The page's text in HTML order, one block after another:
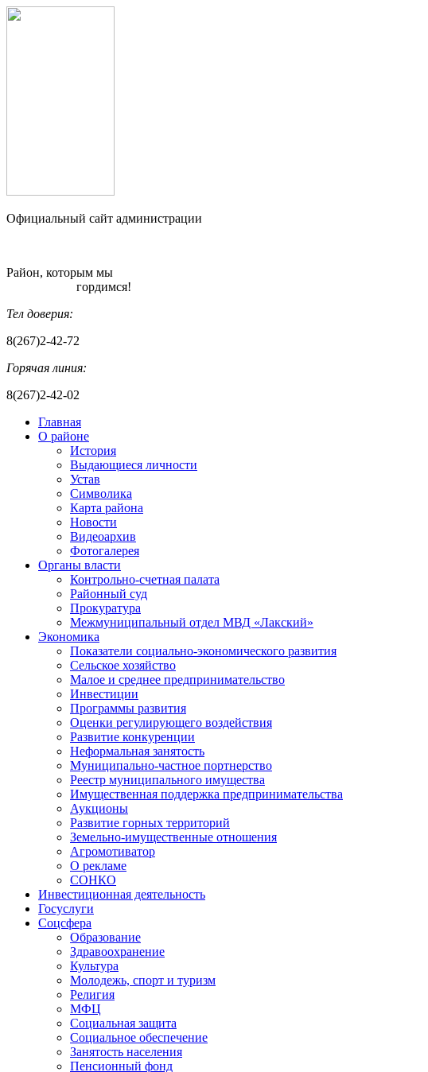
Официальный сайт администрации
Район, которым мы
гордимся!
Тел доверия:
8(267)2-42-72
Горячая линия:
8(267)2-42-02
Главная
О районе
История
Выдающиеся личности
Устав
Символика
Карта района
Новости
Видеоархив
Фотогалерея
Органы власти
Контрольно-счетная палата
Районный суд
Прокуратура
Межмуниципальный отдел МВД «Лакский»
Экономика
Показатели социально-экономического развития
Сельское хозяйство
Малое и среднее предпринимательство
Инвестиции
Программы развития
Оценки регулирующего воздействия
Развитие конкуренции
Неформальная занятость
Муниципально-частное портнерство
Реестр муниципального имущества
Имущественная поддержка предпринимательства
Аукционы
Развитие горных территорий
Земельно-имущественные отношения
Агромотиватор
О рекламе
СОНКО
Инвестиционная деятельность
Госуслуги
Соцсфера
Образование
Здравоохранение
Культура
Молодежь, спорт и туризм
Религия
МФЦ
Социальная защита
Социальное обеспечение
Занятость населения
Пенсионный фонд